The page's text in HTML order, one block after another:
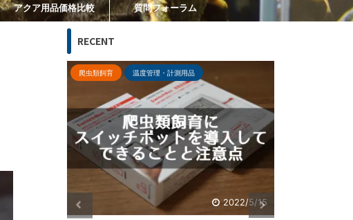
アクア用品価格比較 質問フォーラム
RECENT
管理方法・メンテナンス 飼育器具・飼育用品
ブログ運営
2021/11/6